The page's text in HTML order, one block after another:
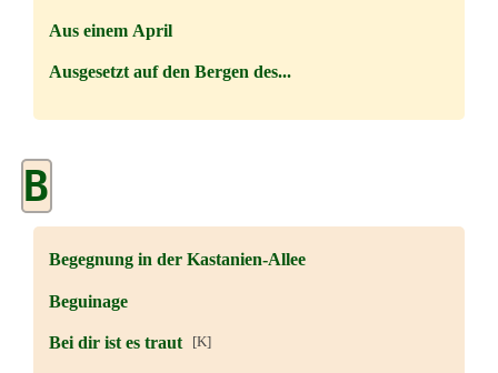
Aus einem April
Ausgesetzt auf den Bergen des...
B
Begegnung in der Kastanien-Allee
Beguinage
Bei dir ist es traut[K]